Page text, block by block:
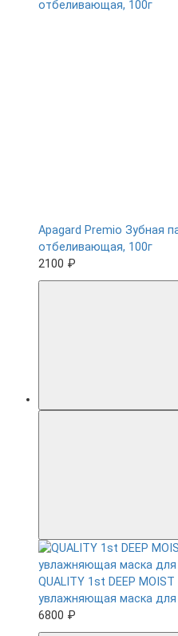
Apagard Premio Зубная
отбеливающая, 100г
2100 ₽
QUALITY 1st DEEP MOIST
увлажняющая маска для
6800 ₽